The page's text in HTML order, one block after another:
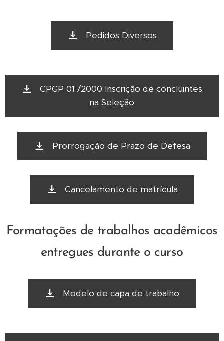
Pedidos Diversos
CPGP 01 /2000 Inscrição de concluintes
na Seleção
Prorrogação de Prazo de Defesa
Cancelamento de matrícula
Formatações de trabalhos acadêmicos
entregues durante o curso
Modelo de capa de trabalho